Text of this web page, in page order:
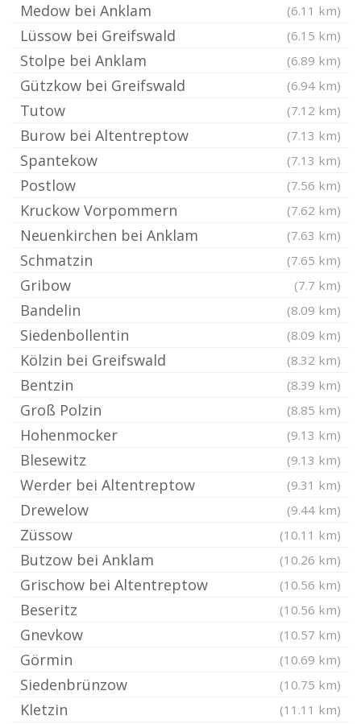
Medow bei Anklam (6.11 km)
Lüssow bei Greifswald (6.15 km)
Stolpe bei Anklam (6.89 km)
Gützkow bei Greifswald (6.94 km)
Tutow (7.12 km)
Burow bei Altentreptow (7.13 km)
Spantekow (7.13 km)
Postlow (7.56 km)
Kruckow Vorpommern (7.62 km)
Neuenkirchen bei Anklam (7.63 km)
Schmatzin (7.65 km)
Gribow (7.7 km)
Bandelin (8.09 km)
Siedenbollentin (8.09 km)
Kölzin bei Greifswald (8.32 km)
Bentzin (8.39 km)
Groß Polzin (8.85 km)
Hohenmocker (9.13 km)
Blesewitz (9.13 km)
Werder bei Altentreptow (9.31 km)
Drewelow (9.44 km)
Züssow (10.11 km)
Butzow bei Anklam (10.26 km)
Grischow bei Altentreptow (10.56 km)
Beseritz (10.56 km)
Gnevkow (10.57 km)
Görmin (10.69 km)
Siedenbrünzow (10.75 km)
Kletzin (11.11 km)